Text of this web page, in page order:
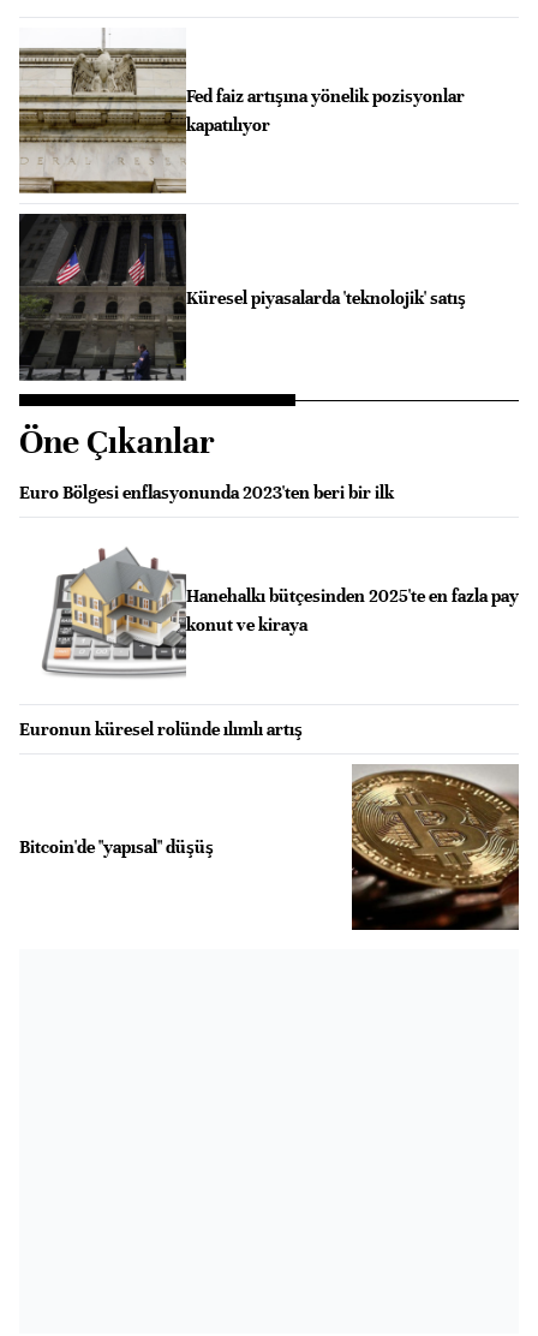
Fed faiz artışına yönelik pozisyonlar
kapatılıyor
Küresel piyasalarda 'teknolojik' satış
Öne Çıkanlar
Euro Bölgesi enflasyonunda 2023'ten beri bir ilk
Hanehalkı bütçesinden 2025'te en fazla pay
konut ve kiraya
Euronun küresel rolünde ılımlı artış
Bitcoin'de "yapısal" düşüş